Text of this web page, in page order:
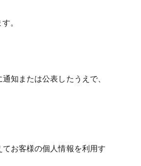
。
知または公表したうえで、
お客様の個人情報を利用す